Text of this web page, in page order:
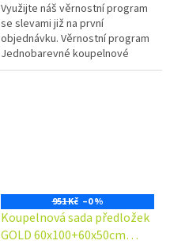
Využijte náš věrnostní program
se slevami již na první
objednávku. Věrnostní program
Jednobarevné koupelnové
předložky s vlasem vysokým
951 Kč –0 %
Koupelnová sada předložek
GOLD 60x100+60x50cm